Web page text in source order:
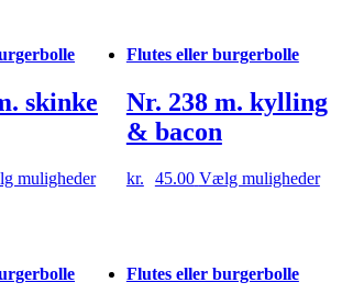
skinke
mulighederDette
Mulighederne
Flutes eller burgerbolle
Nr. 238 m. kylling
& bacon
kr. 45.00 Vælg muligheder
Flutes eller burgerbolle